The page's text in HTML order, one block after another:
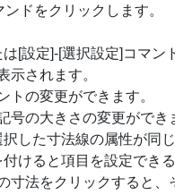
ドをクリックします。
[設定]-[選択設定]コマン
示されます。
トの変更ができます。
号の大きさの変更ができ
した寸法線の属性が同
けると項目を設定でき
寸法をクリックすると